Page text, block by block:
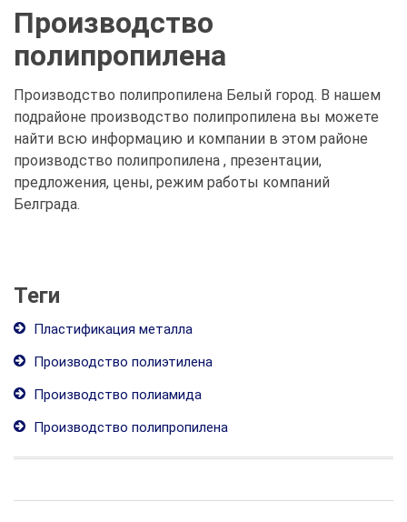
Производство
полипропилена
Производство полипропилена Белый город. В нашем
подрайоне производство полипропилена вы можете
найти всю информацию и компании в этом районе
производство полипропилена , презентации,
предложения, цены, режим работы компаний
Белграда.
Теги
Пластификация металла
Производство полиэтилена
Производство полиамида
Производство полипропилена